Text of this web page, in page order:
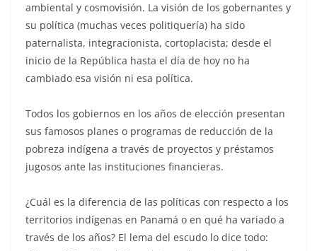
ambiental y cosmovisión. La visión de los gobernantes y
su política (muchas veces politiquería) ha sido
paternalista, integracionista, cortoplacista; desde el
inicio de la República hasta el día de hoy no ha
cambiado esa visión ni esa política.
Todos los gobiernos en los años de elección presentan
sus famosos planes o programas de reducción de la
pobreza indígena a través de proyectos y préstamos
jugosos ante las instituciones financieras.
¿Cuál es la diferencia de las políticas con respecto a los
territorios indígenas en Panamá o en qué ha variado a
través de los años? El lema del escudo lo dice todo: